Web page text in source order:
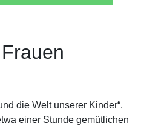
die Welt unserer Kinder“.
einer Stunde gemütlichen